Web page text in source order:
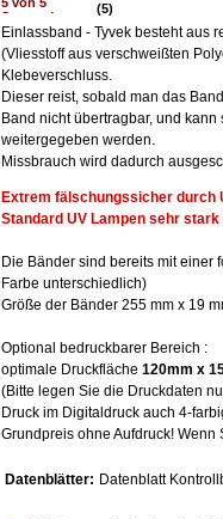
(5)
Einlassband - Tyvek besteht aus
(Vliesstoff aus verschweißten
Klebeverschluss.
Dieser reist, sobald man das
Band nicht übertragbar, und
weitergegeben werden.
Missbrauch wird dadurch
Extrem fälschungssicher durch
Standard UV Lampen sehr
Die Bänder sind bereits mit einer
Farbe unterschiedlich)
Größe der Bänder 255 mm x 19
Optional bedruckbarer Bereich :
optimale Druckfläche 120mm x
(Bitte legen Sie die Druckdaten
Druck im Digitaldruck auch 4-
Grundpreis ohne Aufdruck!
Datenblätter: Datenblatt